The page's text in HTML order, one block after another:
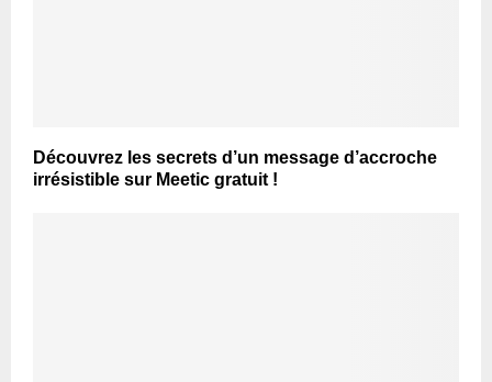
Découvrez les secrets d’un message d’accroche
irrésistible sur Meetic gratuit !